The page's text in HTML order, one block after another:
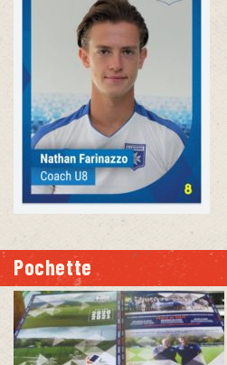
Pochette